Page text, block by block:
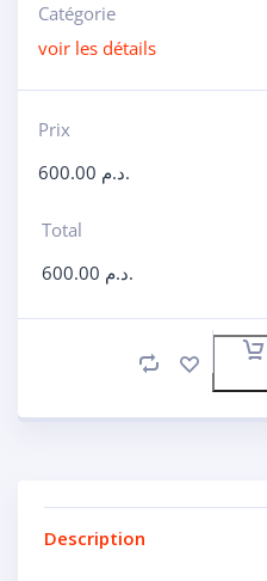
Catégorie
voir les détails
Prix
600.00
د.م.
Total
600.00
د.م.
Description